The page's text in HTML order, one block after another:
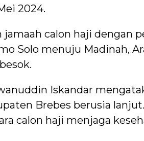
2024.
jamaah calon haji dengan
Solo menuju Madinah,
Iskandar
Brebes berusia
calon haji menjaga